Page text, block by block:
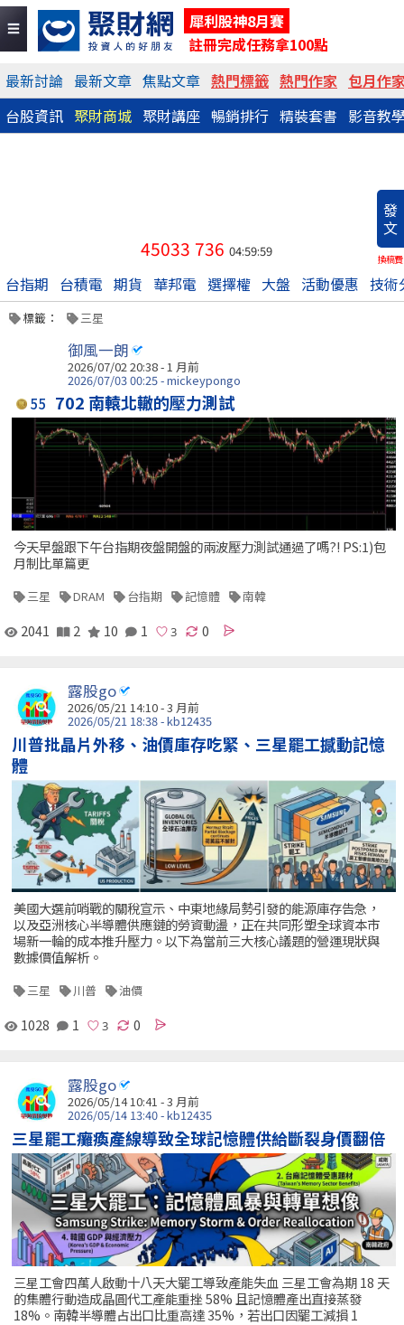
犀利股神8月賽
註冊完成任務拿100點
最新討論 最新文章 焦點文章 熱門標籤 熱門作家 包月作
台股資訊 聚財商城 聚財講座 暢銷排行 精裝套書 影音教
發
文
換稿費
45033 736 04:59:59
台指期 台積電 期貨 華邦電 選擇權 大盤 活動優惠 技術
標籤： 三星
御風一朗
2026/07/02 20:38 - 1 月前
2026/07/03 00:25 - mickeypongo
55 702 南轅北轍的壓力測試
今天早盤跟下午台指期夜盤開盤的兩波壓力測試通過了嗎?! PS:1)包
月制比單篇更
三星 DRAM 台指期 記憶體 南韓
2041 2 10 1 0
露股go
2026/05/21 14:10 - 3 月前
2026/05/21 18:38 - kb12435
川普批晶片外移、油價庫存吃緊、三星罷工撼動記憶
體
美國大選前哨戰的關稅宣示、中東地緣局勢引發的能源庫存告急，
以及亞洲核心半導體供應鏈的勞資動盪，正在共同形塑全球資本市
場新一輪的成本推升壓力。以下為當前三大核心議題的營運現狀與
數據價值解析。
三星 川普 油價
1028 1 0
露股go
2026/05/14 10:41 - 3 月前
2026/05/14 13:40 - kb12435
三星罷工癱瘓產線導致全球記憶體供給斷裂身價翻倍
三星工會四萬人啟動十八天大罷工導致產能失血 三星工會為期 18 天
的集體行動造成晶圓代工產能重挫 58% 且記憶體產出直接蒸發
18%。南韓半導體占出口比重高達 35%，若出口因罷工減損 1